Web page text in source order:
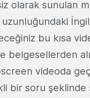
olarak sunulan
bu kısa
belgesellerden
videoda
bir soru şeklinde